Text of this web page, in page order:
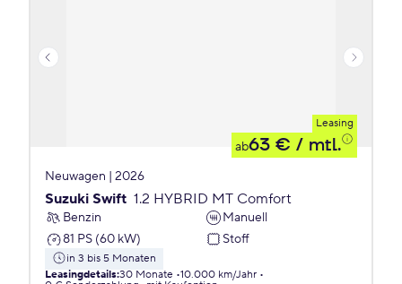
Leasing
ab63 € / mtl.
Neuwagen | 2026
Suzuki Swift 1.2 HYBRID MT Comfort
Benzin
Manuell
81 PS (60 kW)
Stoff
in 3 bis 5 Monaten
Leasingdetails:30 Monate 10.000 km/Jahr